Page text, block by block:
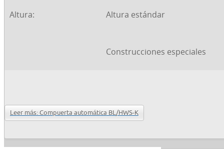
Altura: Altura estándar
Construcciones especiales
Leer más: Compuerta automática BL/HWS-K